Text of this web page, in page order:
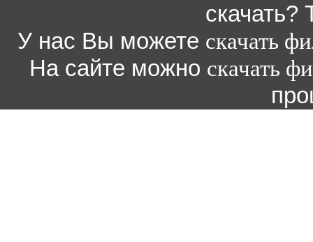
скачать?
У нас Вы можете скачать
На сайте можно скачать